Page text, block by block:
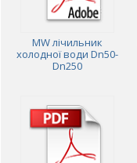
MW лічильник
холодної води Dn50-
Dn250